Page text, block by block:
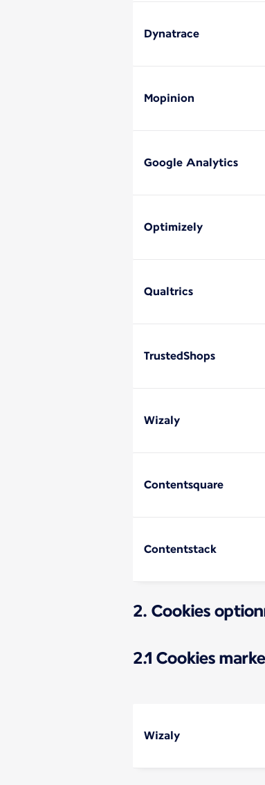
Dynatrace
Mopinion
Google Analytics
Optimizely
Qualtrics
TrustedShops
Wizaly
Contentsquare
Contentstack
2. Cookies
2.1 Cookies
Wizaly